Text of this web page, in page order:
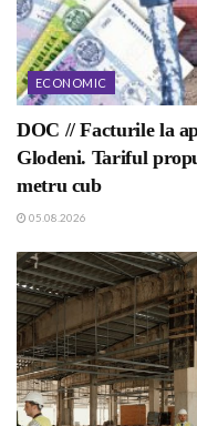
ECONOMIC
DOC // Facturile la
Glodeni. Tariful
metru cub
05.08.2026